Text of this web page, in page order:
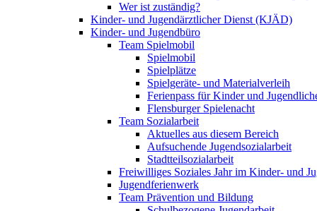
Wer ist zuständig?
Kinder- und Jugendärztlicher Dienst (KJÄD)
Kinder- und Jugendbüro
Team Spielmobil
Spielmobil
Spielplätze
Spielgeräte- und Materialverleih
Ferienpass für Kinder und
Flensburger Spielenacht
Team Sozialarbeit
Aktuelles aus diesem Bereich
Aufsuchende Jugendsozialarbeit
Stadtteilsozialarbeit
Freiwilliges Soziales Jahr im Kinder- und
Jugendferienwerk
Team Prävention und Bildung